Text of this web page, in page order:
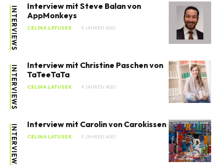
INTERVIEWS
Interview mit Steve Balan von
AppMonkeys
CELINA LATUSEK 9 JAHREN AGO
INTERVIEWS
Interview mit Christine Paschen von
TaTeeTaTa
CELINA LATUSEK 9 JAHREN AGO
INTERVIEWS Interview mit Carolin von Carokissen
CELINA LATUSEK 9 JAHREN AGO